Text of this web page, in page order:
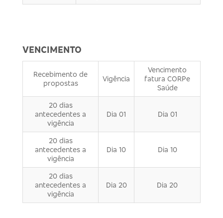
VENCIMENTO
Recebimento de
propostas
Vigência
Vencimento
fatura CORPe
Saúde
20 dias
antecedentes a
vigência
Dia 01 Dia 01
20 dias
antecedentes a
vigência
Dia 10 Dia 10
20 dias
antecedentes a
vigência
Dia 20 Dia 20